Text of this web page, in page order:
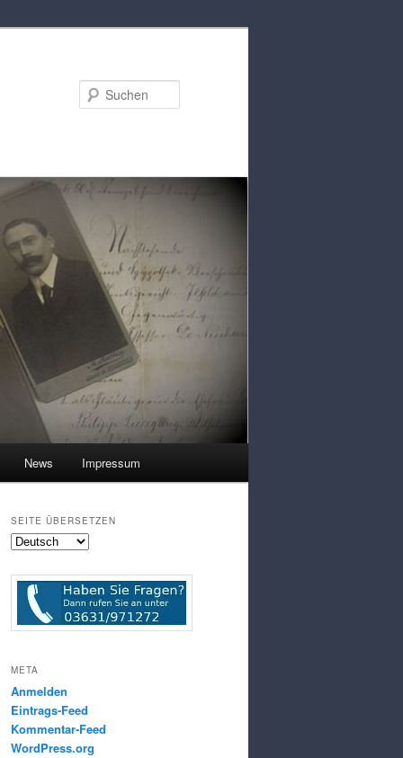
News Impressum
SEITE ÜBERSETZEN
META
Anmelden
Eintrags-Feed
Kommentar-Feed
WordPress.org